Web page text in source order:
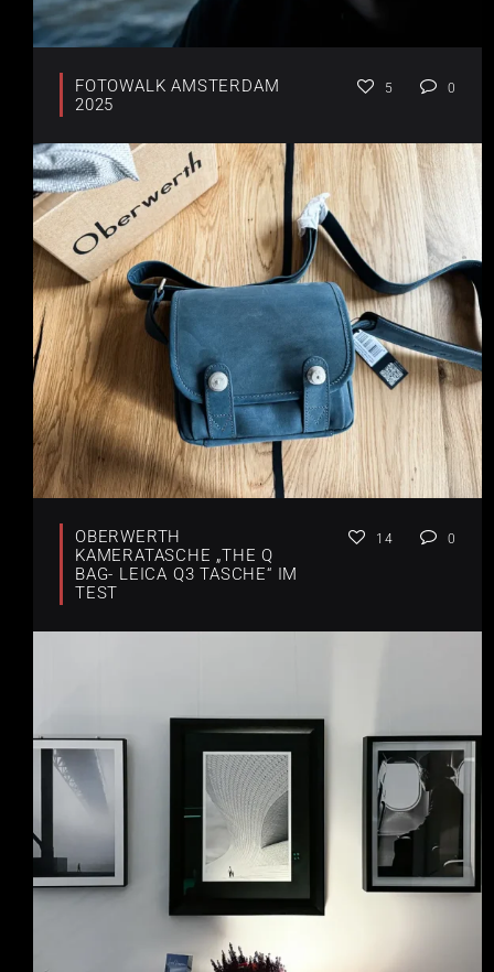
FOTOWALK AMSTERDAM
2025
5 0
OBERWERTH
KAMERATASCHE „THE Q
BAG- LEICA Q3 TASCHE“ IM
TEST
14 0